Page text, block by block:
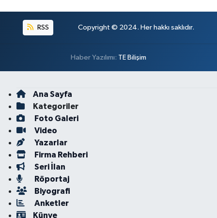
RSS Copyright © 2024. Her hakkı saklıdır.
Haber Yazılımı: TE Bilişim
Ana Sayfa
Kategoriler
Foto Galeri
Video
Yazarlar
Firma Rehberi
Seri İlan
Röportaj
Biyografi
Anketler
Künye